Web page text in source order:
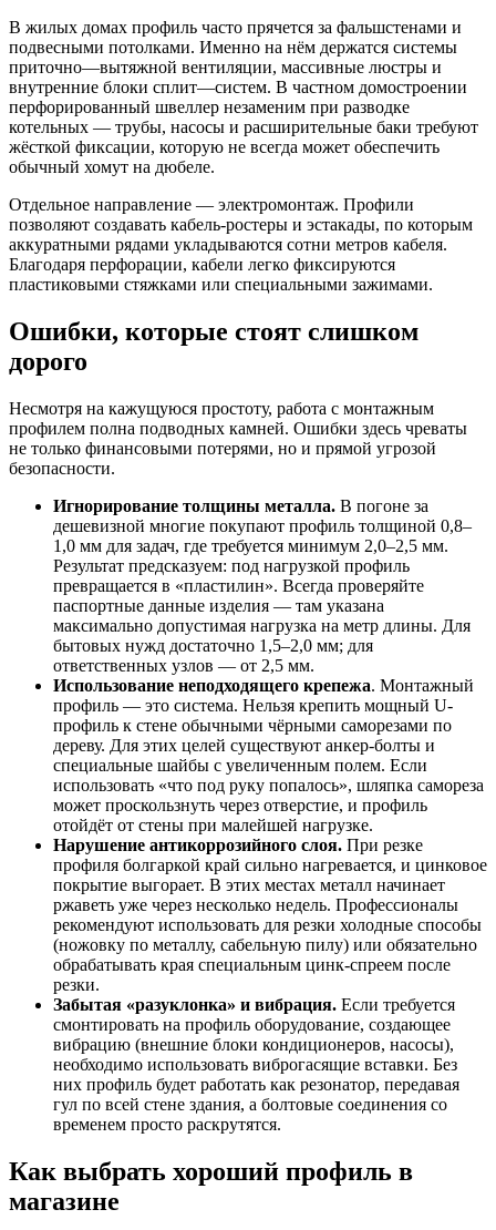
В жилых домах профиль часто прячется за фальшстенами и
подвесными потолками. Именно на нём держатся системы
приточно—вытяжной вентиляции, массивные люстры и
внутренние блоки сплит—систем. В частном домостроении
перфорированный швеллер незаменим при разводке
котельных — трубы, насосы и расширительные баки требуют
жёсткой фиксации, которую не всегда может обеспечить
обычный хомут на дюбеле.
Отдельное направление — электромонтаж. Профили
позволяют создавать кабель-ростеры и эстакады, по которым
аккуратными рядами укладываются сотни метров кабеля.
Благодаря перфорации, кабели легко фиксируются
пластиковыми стяжками или специальными зажимами.
Ошибки, которые стоят слишком
дорого
Несмотря на кажущуюся простоту, работа с монтажным
профилем полна подводных камней. Ошибки здесь чреваты
не только финансовыми потерями, но и прямой угрозой
безопасности.
Игнорирование толщины металла. В погоне за
дешевизной многие покупают профиль толщиной 0,8–
1,0 мм для задач, где требуется минимум 2,0–2,5 мм.
Результат предсказуем: под нагрузкой профиль
превращается в «пластилин». Всегда проверяйте
паспортные данные изделия — там указана
максимально допустимая нагрузка на метр длины. Для
бытовых нужд достаточно 1,5–2,0 мм; для
ответственных узлов — от 2,5 мм.
Использование неподходящего крепежа. Монтажный
профиль — это система. Нельзя крепить мощный U-
профиль к стене обычными чёрными саморезами по
дереву. Для этих целей существуют анкер-болты и
специальные шайбы с увеличенным полем. Если
использовать «что под руку попалось», шляпка самореза
может проскользнуть через отверстие, и профиль
отойдёт от стены при малейшей нагрузке.
Нарушение антикоррозийного слоя. При резке
профиля болгаркой край сильно нагревается, и цинковое
покрытие выгорает. В этих местах металл начинает
ржаветь уже через несколько недель. Профессионалы
рекомендуют использовать для резки холодные способы
(ножовку по металлу, сабельную пилу) или обязательно
обрабатывать края специальным цинк-спреем после
резки.
Забытая «разуклонка» и вибрация. Если требуется
смонтировать на профиль оборудование, создающее
вибрацию (внешние блоки кондиционеров, насосы),
необходимо использовать виброгасящие вставки. Без
них профиль будет работать как резонатор, передавая
гул по всей стене здания, а болтовые соединения со
временем просто раскрутятся.
Как выбрать хороший профиль в
магазине